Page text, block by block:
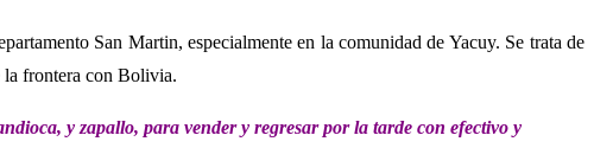
San Martin, especialmente en la comunidad de Yacuy. Se trata de
la frontera con Bolivia.
y zapallo, para vender y regresar por la tarde con efectivo y